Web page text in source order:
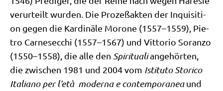
ver­ur­teilt wur­den. Die Pro­zeß­ak­ten der Inqui­si­ti­
on gegen die Kar­di­nä­le Morone (1557–1559), Pie­
tro Car­ne­sec­chi (1557–1567) und Vitto­rio Soran­zo
(1550–1558), die alle den Spi­ri­tua­liange­hör­ten,
die zwi­schen 1981 und 2004 vom Isti­tu­to Sto­ri­co
Ita­lia­no per l’età moder­na e con­tem­po­ra­neaund